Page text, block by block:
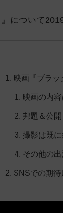
について
映画『ブラッ
映画の内容
邦題＆公開
撮影は既に
その他の出
SNSでの期待